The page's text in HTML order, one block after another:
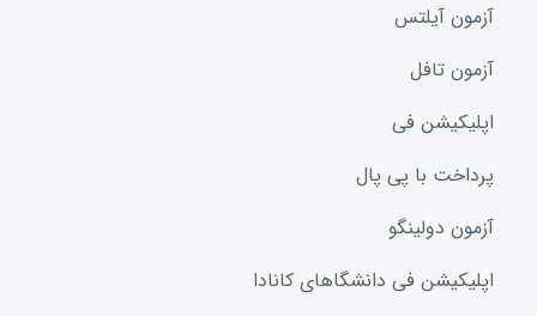
آزمون آیلتس
آزمون تافل
اپلیکیشن فی
پرداخت با پی پال
آزمون دولینگو
اپلیکیشن فی دانشگا‌های کانادا